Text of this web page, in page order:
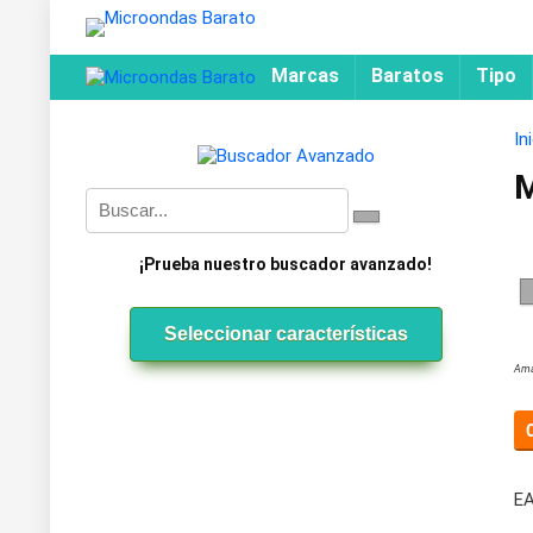
Marcas Baratos Tipo
¡Prueba nuestro buscador avanzado!
Seleccionar características